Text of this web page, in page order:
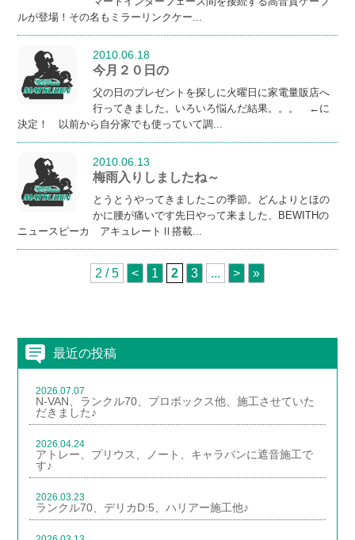
ルが登場！その名もミラーリンクケー...
2010.06.18
今月２０日の
父の日のプレゼントを探しに火曜日に家電量販店へ
行ってきました。いろいろ悩んだ結果。。。 ←に
決定！ 以前から自分家でも使っていて調...
2010.06.13
梅雨入りしましたね～
とうとうやってきましたこの季節。どんよりとほの
かに腰が痛いです先日やって来ました、BEWITHの
ニュースピーカ アキュレートⅡ搭載...
2 / 5 < 1 2 3 ... > »
最近の投稿
2026.07.07
N-VAN、ランクル70、プロボックス他、施工させていた
だきました♪
2026.04.24
アトレー、プリウス、ノート、キャラバンに遮音施工で
す♪
2026.03.23
ランクル70、デリカD:5、ハリアー施工他♪